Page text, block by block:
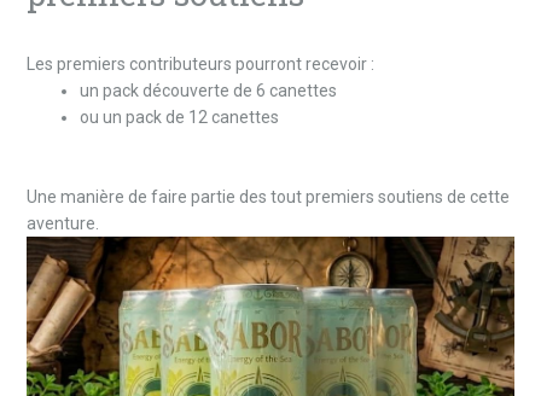
Les premiers contributeurs pourront recevoir :
un pack découverte de 6 canettes
ou un pack de 12 canettes
Une manière de faire partie des tout premiers soutiens de cette
aventure.